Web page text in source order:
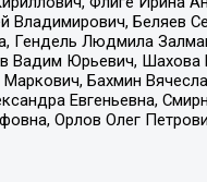
Беляев
Гендель Людмила
Вадим Юрьевич, Шахова
Бахмин
Евгеньевна,
Орлов Олег